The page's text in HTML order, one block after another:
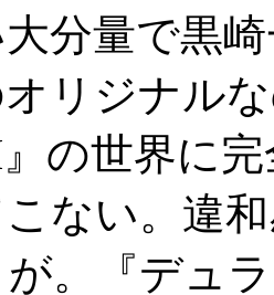
分量で黒
リジナル
』の世界に
ない。違
。『デュ